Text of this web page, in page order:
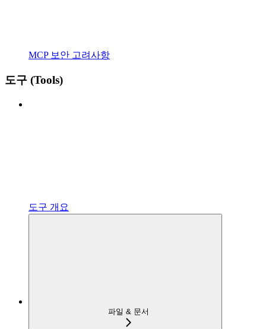
MCP 보안 고려사항
도구 (Tools)
도구 개요
파일 & 문서